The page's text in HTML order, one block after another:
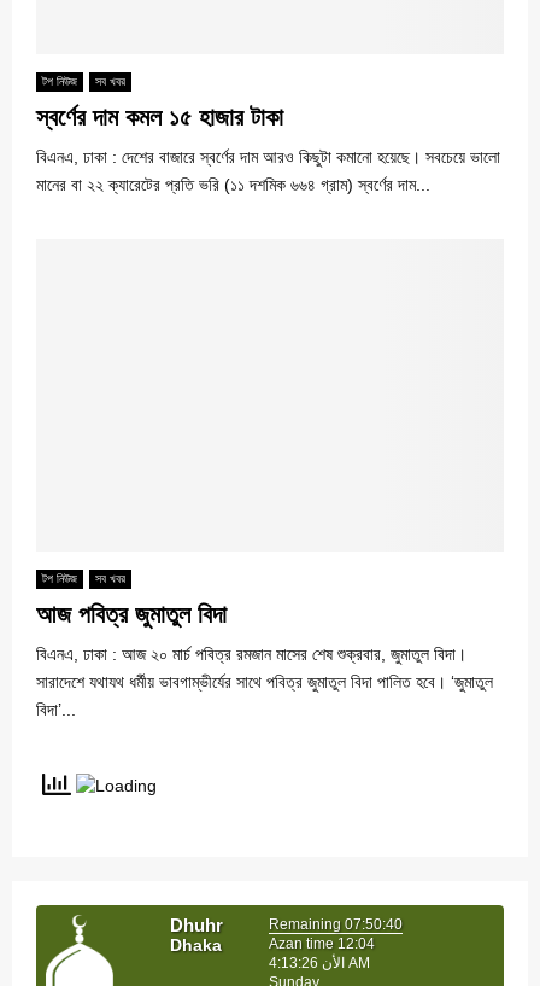
টপ নিউজ সব খবর
স্বর্ণের দাম কমল ১৫ হাজার টাকা
বিএনএ, ঢাকা : দেশের বাজারে স্বর্ণের দাম আরও কিছুটা কমানো হয়েছে। সবচেয়ে ভালো
মানের বা ২২ ক্যারেটের প্রতি ভরি (১১ দশমিক ৬৬৪ গ্রাম) স্বর্ণের দাম...
টপ নিউজ সব খবর
আজ পবিত্র জুমাতুল বিদা
বিএনএ, ঢাকা : আজ ২০ মার্চ পবিত্র রমজান মাসের শেষ শুক্রবার, জুমাতুল বিদা।
সারাদেশে যথাযথ ধর্মীয় ভাবগাম্ভীর্যের সাথে পবিত্র জুমাতুল বিদা পালিত হবে। ‘জুমাতুল
বিদা’...